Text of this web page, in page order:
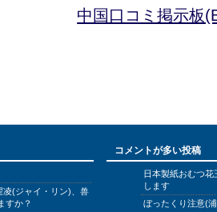
中国口コミ掲示板
凌(ジャイ・リン)、兽
すか？
コメントが多い投稿
日本製紙おむつ
します
ぼったくり注意(